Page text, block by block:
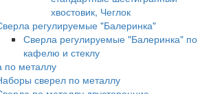
хвостовик, Чеглок
регулируемые "Балеринка"
Сверла регулируемые "Балеринка" по
кафелю и стеклу
по металлу
сверел по металлу